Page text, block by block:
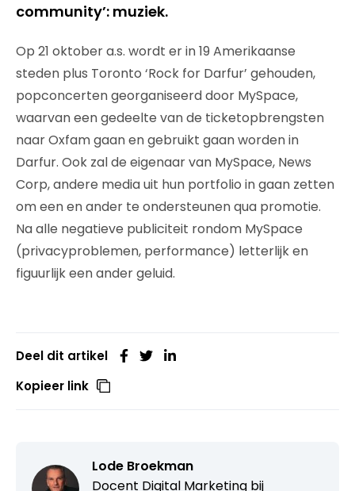
community’: muziek.
Op 21 oktober a.s. wordt er in 19 Amerikaanse
steden plus Toronto ‘Rock for Darfur’ gehouden,
popconcerten georganiseerd door MySpace,
waarvan een gedeelte van de ticketopbrengsten
naar Oxfam gaan en gebruikt gaan worden in
Darfur. Ook zal de eigenaar van MySpace, News
Corp, andere media uit hun portfolio in gaan zetten
om een en ander te ondersteunen qua promotie.
Na alle negatieve publiciteit rondom MySpace
(privacyproblemen, performance) letterlijk en
figuurlijk een ander geluid.
Deel dit artikel
Kopieer link
Lode Broekman
Docent Digital Marketing bij